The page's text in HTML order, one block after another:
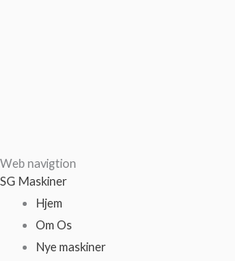
Web navigtion
SG Maskiner
Hjem
Om Os
Nye maskiner